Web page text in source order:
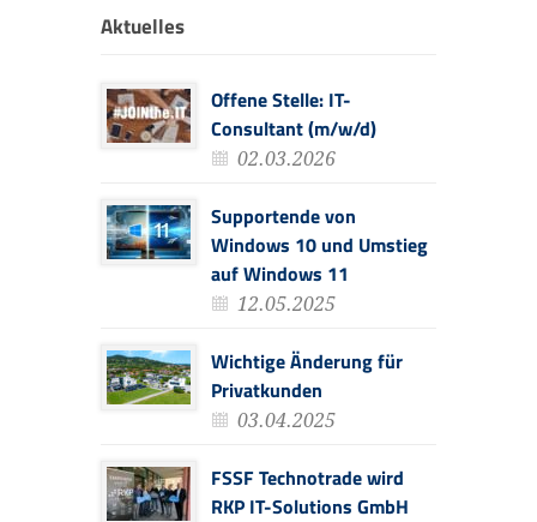
Aktuelles
Offene Stelle: IT-
Consultant (m/w/d)
02.03.2026
Supportende von
Windows 10 und Umstieg
auf Windows 11
12.05.2025
Wichtige Änderung für
Privatkunden
03.04.2025
FSSF Technotrade wird
RKP IT-Solutions GmbH